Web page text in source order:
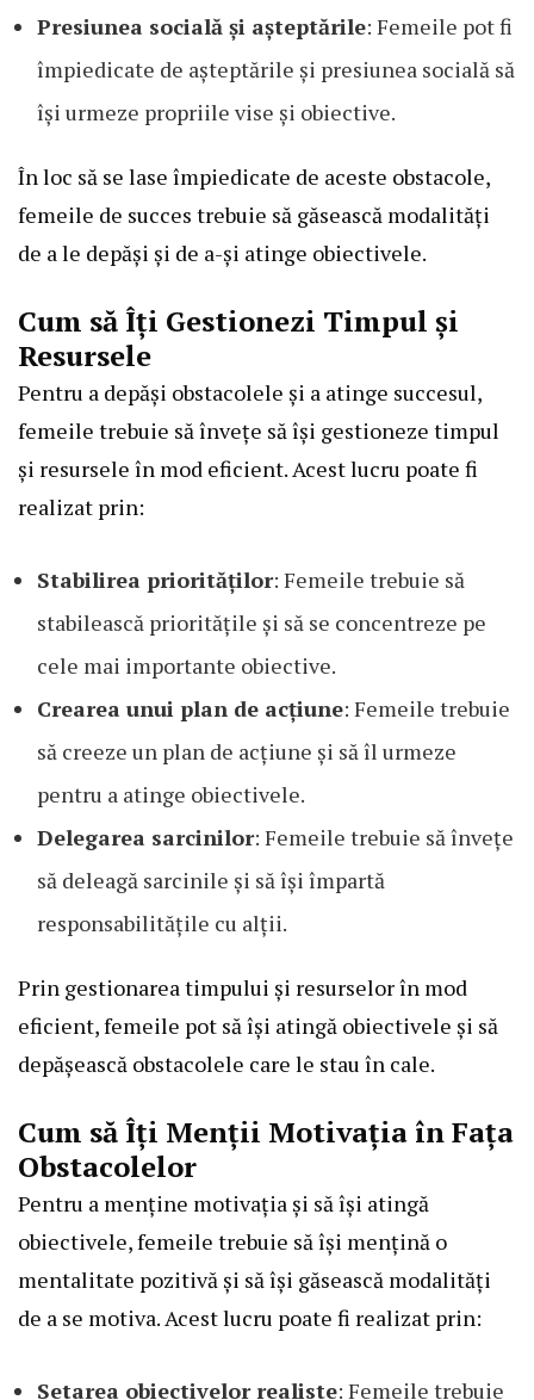
Presiunea socială și așteptările: Femeile pot fi
împiedicate de așteptările și presiunea socială să
își urmeze propriile vise și obiective.
În loc să se lase împiedicate de aceste obstacole,
femeile de succes trebuie să găsească modalități
de a le depăși și de a-și atinge obiectivele.
Cum să Îți Gestionezi Timpul și
Resursele
Pentru a depăși obstacolele și a atinge succesul,
femeile trebuie să învețe să își gestioneze timpul
și resursele în mod eficient. Acest lucru poate fi
realizat prin:
Stabilirea priorităților: Femeile trebuie să
stabilească prioritățile și să se concentreze pe
cele mai importante obiective.
Crearea unui plan de acțiune: Femeile trebuie
să creeze un plan de acțiune și să îl urmeze
pentru a atinge obiectivele.
Delegarea sarcinilor: Femeile trebuie să învețe
să deleagă sarcinile și să își împartă
responsabilitățile cu alții.
Prin gestionarea timpului și resurselor în mod
eficient, femeile pot să își atingă obiectivele și să
depășească obstacolele care le stau în cale.
Cum să Îți Menții Motivația în Fața
Obstacolelor
Pentru a menține motivația și să își atingă
obiectivele, femeile trebuie să își mențină o
mentalitate pozitivă și să își găsească modalități
de a se motiva. Acest lucru poate fi realizat prin:
Setarea obiectivelor realiste: Femeile trebuie